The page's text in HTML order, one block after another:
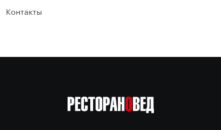
Контакты